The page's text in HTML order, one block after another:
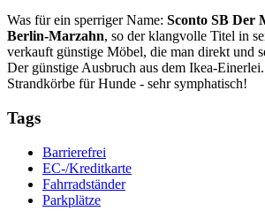
Was für ein sperriger Name: Sconto SB Der
Berlin-Marzahn, so der klangvolle Titel in
verkauft günstige Möbel, die man direkt und
Der günstige Ausbruch aus dem Ikea-
Strandkörbe für Hunde - sehr symphatisch!
Tags
Barrierefrei
EC-/Kreditkarte
Fahrradständer
Parkplätze